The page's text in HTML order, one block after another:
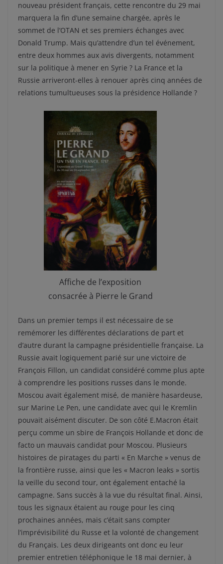
nouveau président français, cette rencontre du 29 mai
marquera la fin d’une semaine chargée, après le
sommet de l’OTAN et ses premiers échanges avec
Donald Trump. Mais qu’attendre d’un tel événement,
entre deux hommes aux avis divergents, notamment
sur la politique à mener en Syrie ? La France et la
Russie arriveront-elles à renouer après cinq années de
relations tumultueuses sous la présidence Hollande ?
Affiche de l’exposition
consacrée à Pierre le Grand
Dans un premier temps il est nécessaire de se
remémorer les différentes déclarations de part et
d’autre durant la campagne présidentielle française. La
Russie avait logiquement parié sur une victoire de
François Fillon, un candidat considéré comme plus apte
à comprendre les positions russes dans le monde.
Moscou avait également misé, de manière hasardeuse,
sur Marine Le Pen, une candidate avec qui le Kremlin
pouvait aisément discuter. De son côté E.Macron était
perçu comme un sbire de François Hollande et donc de
facto un mauvais candidat pour Moscou. Plusieurs
histoires de piratages du parti « En Marche » venus de
la frontière russe, ainsi que les « Macron leaks » sortis
la veille du second tour, ont également entaché la
campagne. Sans succès à la vue du résultat final. Ainsi,
tous les signaux étaient au rouge pour les cinq
prochaines années, mais c’était sans compter
l’imprévisibilité du Russe et la volonté de changement
du Français. Les deux dirigeants ont donc eu leur
premier entretien téléphonique le 18 mai dernier, à